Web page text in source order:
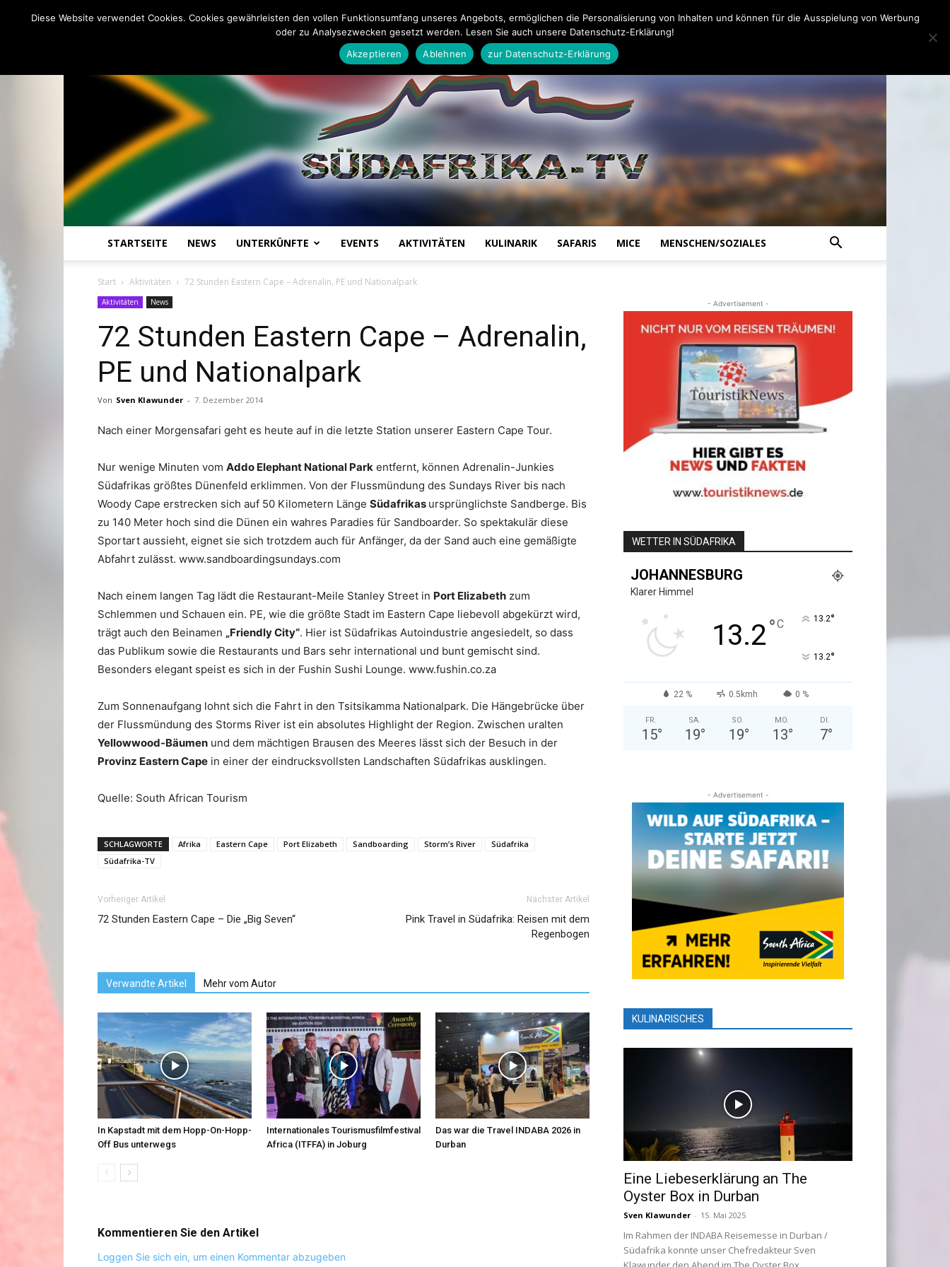
STARTSEITE NEWS UNTERKÜNFTE EVENTS AKTIVITÄTEN KULINARIK SAFARIS MICE MENSCHEN/SOZIALES
Start Aktivitäten 72 Stunden Eastern Cape – Adrenalin, PE und Nationalpark
Aktivitäten News
72 Stunden Eastern Cape – Adrenalin,
PE und Nationalpark
Von Sven Klawunder - 7. Dezember 2014
Nach einer Morgensafari geht es heute auf in die letzte Station unserer Eastern Cape Tour.
Nur wenige Minuten vom Addo Elephant National Park entfernt, können Adrenalin-Junkies
Südafrikas größtes Dünenfeld erklimmen. Von der Flussmündung des Sundays River bis nach
Woody Cape erstrecken sich auf 50 Kilometern Länge Südafrikas ursprünglichste Sandberge. Bis
zu 140 Meter hoch sind die Dünen ein wahres Paradies für Sandboarder. So spektakulär diese
Sportart aussieht, eignet sie sich trotzdem auch für Anfänger, da der Sand auch eine gemäßigte
Abfahrt zulässt. www.sandboardingsundays.com
Nach einem langen Tag lädt die Restaurant-Meile Stanley Street in Port Elizabeth zum
Schlemmen und Schauen ein. PE, wie die größte Stadt im Eastern Cape liebevoll abgekürzt wird,
trägt auch den Beinamen „Friendly City“. Hier ist Südafrikas Autoindustrie angesiedelt, so dass
das Publikum sowie die Restaurants und Bars sehr international und bunt gemischt sind.
Besonders elegant speist es sich in der Fushin Sushi Lounge. www.fushin.co.za
Zum Sonnenaufgang lohnt sich die Fahrt in den Tsitsikamma Nationalpark. Die Hängebrücke über
der Flussmündung des Storms River ist ein absolutes Highlight der Region. Zwischen uralten
Yellowwood-Bäumen und dem mächtigen Brausen des Meeres lässt sich der Besuch in der
Provinz Eastern Cape in einer der eindrucksvollsten Landschaften Südafrikas ausklingen.
Quelle: South African Tourism
SCHLAGWORTE Afrika Eastern Cape Port Elizabeth Sandboarding Storm’s River
Südafrika
Südafrika-TV
Vorheriger Artikel
72 Stunden Eastern Cape – Die „Big Seven“
Nächster Artikel
Pink Travel in Südafrika: Reisen mit dem
Regenbogen
Verwandte Artikel Mehr vom Autor
In Kapstadt mit dem Hopp-On-Hopp-
Off Bus unterwegs
Internationales Tourismusfilmfestival
Africa (ITFFA) in Joburg
Das war die Travel INDABA 2026 in
Durban
Kommentieren Sie den Artikel
Loggen Sie sich ein, um einen Kommentar abzugeben
- Advertisement -
WETTER IN SÜDAFRIKA
JOHANNESBURG
Klarer Himmel
13.2°C 13.2°
13.2°
22 % 0.5kmh 0 %
FR.
15°
SA.
19°
SO.
19°
MO.
13°
DI.
7°
- Advertisement -
KULINARISCHES
Eine Liebeserklärung an The
Oyster Box in Durban
Sven Klawunder - 15. Mai 2025
Im Rahmen der INDABA Reisemesse in Durban /
Südafrika konnte unser Chefredakteur Sven
Diese Website verwendet Cookies. Cookies gewährleisten den vollen Funktionsumfang unseres Angebots, ermöglichen die Personalisierung von Inhalten und können für die Ausspielung von Werbung
oder zu Analysezwecken gesetzt werden. Lesen Sie auch unsere Datenschutz-Erklärung!
Akzeptieren
Ablehnen zur Datenschutz-Erklärung